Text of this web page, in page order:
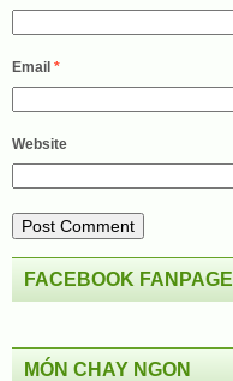
Email *
Website
FACEBOOK FANPAGE
MÓN CHAY NGON